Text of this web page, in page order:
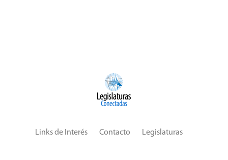
Links de Interés Contacto Legislaturas